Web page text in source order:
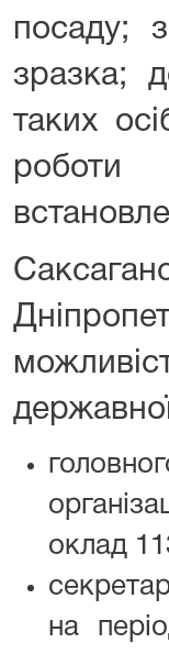
посаду;
зразка;
таких
роботи
оклад
на